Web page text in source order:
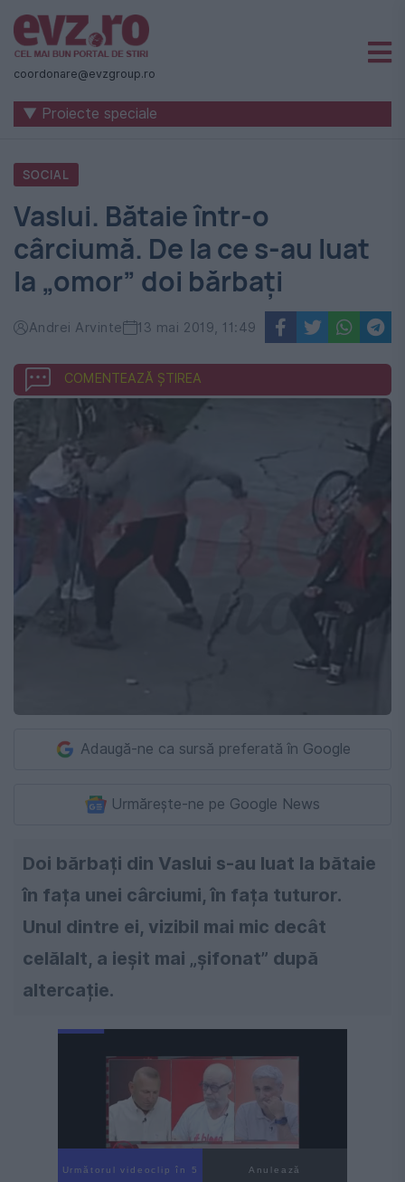
Știri
naționale
internaționale
România
-
Evenimentul
Zilei
coordonare@evzgroup.ro
▼ Proiecte speciale
SOCIAL
Vaslui. Bătaie într-o
cârciumă. De la ce s-au luat
la „omor” doi bărbați
Andrei Arvinte 13 mai 2019, 11:49
COMENTEAZĂ ȘTIREA
Adaugă-ne ca sursă preferată în Google
Urmărește-ne pe Google News
Doi bărbați din Vaslui s-au luat la bătaie
în fața unei cârciumi, în fața tuturor.
Unul dintre ei, vizibil mai mic decât
celălalt, a ieșit mai „șifonat” după
altercație.
Următorul videoclip în 4 Anulează